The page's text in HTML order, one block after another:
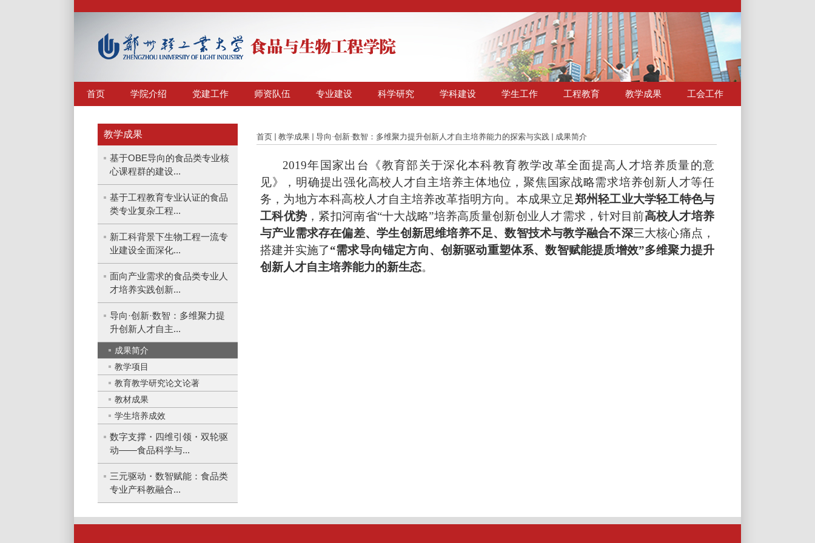
首页 学院介绍 党建工作 师资队伍 专业建设 科学研究 学科建设 学生工作 工程教育 教学成果 工会工作
教学成果
基于OBE导向的食品类专业核
心课程群的建设...
基于工程教育专业认证的食品
类专业复杂工程...
新工科背景下生物工程一流专
业建设全面深化...
面向产业需求的食品类专业人
才培养实践创新...
导向·创新·数智：多维聚力提
升创新人才自主...
成果简介
教学项目
教育教学研究论文论著
教材成果
学生培养成效
数字支撑・四维引领・双轮驱
动——食品科学与...
三元驱动・数智赋能：食品类
专业产科教融合...
首页 教学成果 导向·创新·数智：多维聚力提升创新人才自主培养能力的探索与实践 成果简介
2019年国家出台《教育部关于深化本科教育教学改革全面提高人才培养质量的意
见》，明确提出强化高校人才自主培养主体地位，聚焦国家战略需求培养创新人才等任
务，为地方本科高校人才自主培养改革指明方向。 本成果立足郑州轻工业大学轻工特色与
工科优势 ，紧扣河南省“十大战略”培养高质量创新创业人才需求，针对目前高校人才培养
与产业需求存在偏差、学生创新思维培养不足、数智技术与教学融合不深三大核心痛点，
搭建并实施了“需求导向锚定方向、创新驱动重塑体系、数智赋能提质增效”多维聚力提升
创新人才自主培养能力的新生态。